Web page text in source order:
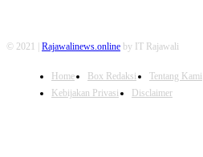
© 2021 | Rajawalinews.online by IT Rajawali
Home Box Redaksi Tentang Kami
Kebijakan Privasi
Disclaimer